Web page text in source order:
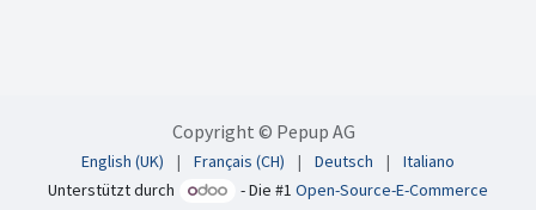
Copyright © Pepup AG
English (UK) | Français (CH) | Deutsch |
Italiano
Unterstützt durch
- Die #1 Open-Source-E-Commerce